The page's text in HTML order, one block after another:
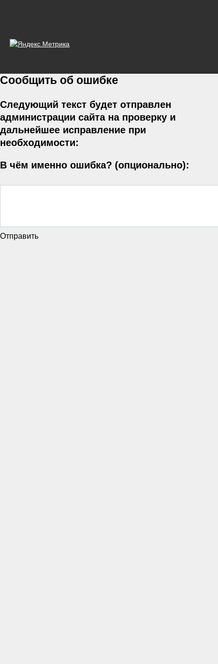
Сообщить об ошибке
Следующий текст будет отправлен
администрации сайта на проверку и
дальнейшее исправление при
необходимости:
В чём именно ошибка? (опционально):
Отправить